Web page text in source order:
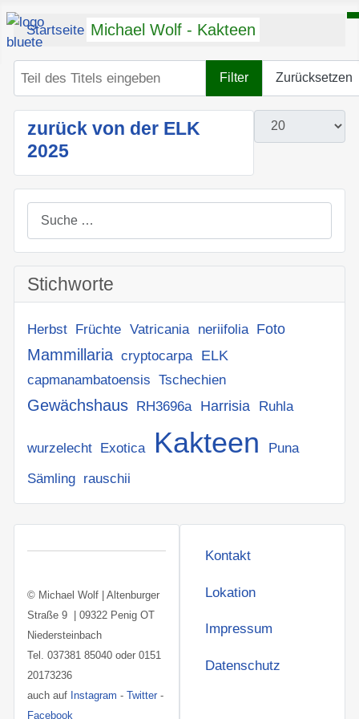
Michael Wolf - Kakteen
Startseite sladeniana
Filter Zurücksetzen
Anzeige #
zurück von der ELK
2025
Suchen
Stichworte
Herbst Früchte Vatricania neriifolia Foto
Mammillaria cryptocarpa ELK
capmanambatoensis Tschechien
Gewächshaus RH3696a Harrisia Ruhla
wurzelecht Exotica Kakteen Puna
Sämling rauschii
© Michael Wolf | Altenburger
Straße 9 | 09322 Penig OT
Niedersteinbach
Tel. 037381 85040 oder 0151
20173236
auch auf Instagram - Twitter-
Facebook
Kontakt
Lokation
Impressum
Datenschutz